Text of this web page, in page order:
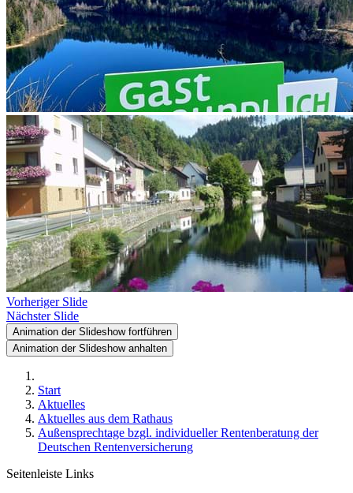
Vorheriger Slide
Nächster Slide
Animation der Slideshow fortführen
Animation der Slideshow anhalten
Start
Aktuelles
Aktuelles aus dem Rathaus
Außensprechtage bzgl. individueller Rentenberatung der
Deutschen Rentenversicherung
Seitenleiste Links